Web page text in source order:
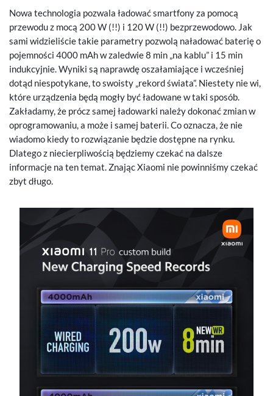
Nowa technologia pozwala ładować smartfony za pomocą
przewodu z mocą 200 W (!!) i 120 W (!!) bezprzewodowo. Jak
sami widzieliście takie parametry pozwolą naładować baterię o
pojemności 4000 mAh w zaledwie 8 min „na kablu” i 15 min
indukcyjnie. Wyniki są naprawdę oszałamiające i wcześniej
dotąd niespotykane, to swoisty „rekord świata”. Niestety nie wi,
które urządzenia będą mogły być ładowane w taki sposób.
Zakładamy, że prócz samej ładowarki należy dokonać zmian w
oprogramowaniu, a może i samej baterii. Co oznacza, że nie
wiadomo kiedy to rozwiązanie będzie dostępne na rynku.
Dlatego z niecierpliwością będziemy czekać na dalsze
informacje na ten temat. Znając Xiaomi nie powinniśmy czekać
zbyt długo.